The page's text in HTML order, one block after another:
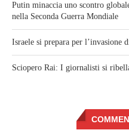
Putin minaccia uno scontro
nella Seconda Guerra Mondiale
Israele si prepara per l’invasione
Sciopero Rai: I giornalisti si